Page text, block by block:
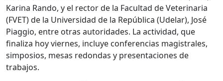
Karina Rando, y el rector de la Facultad de Veterinaria
(FVET) de la Universidad de la República (Udelar), José
Piaggio, entre otras autoridades. La actividad, que
finaliza hoy viernes, incluye conferencias magistrales,
simposios, mesas redondas y presentaciones de
trabajos.